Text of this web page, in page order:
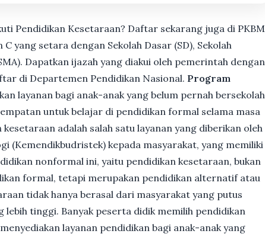
Pendidikan Kesetaraan? Daftar sekarang juga di PKBM
yang setara dengan Sekolah Dasar (SD), Sekolah
Dapatkan ijazah yang diakui oleh pemerintah dengan
di Departemen Pendidikan Nasional. Program
layanan bagi anak-anak yang belum pernah bersekolah
untuk belajar di pendidikan formal selama masa
adalah salah satu layanan yang diberikan oleh
(Kemendikbudristek) kepada masyarakat, yang memiliki
nonformal ini, yaitu pendidikan kesetaraan, bukan
formal, tetapi merupakan pendidikan alternatif atau
tidak hanya berasal dari masyarakat yang putus
tinggi. Banyak peserta didik memilih pendidikan
layanan pendidikan bagi anak-anak yang